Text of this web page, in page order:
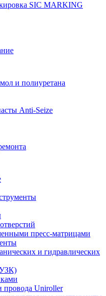
SIC MARKING
и полиуретана
Anti-Seize
пресс-матрицами
и гидравлических
провода Uniroller